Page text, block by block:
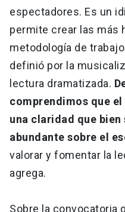
espectadores. Es un
permite crear las más
metodología de
definió por la
lectura dramatizada.
comprendimos que
una claridad que bien
abundante sobre el
valorar y fomentar la
agrega.
Sobre la convocatoria